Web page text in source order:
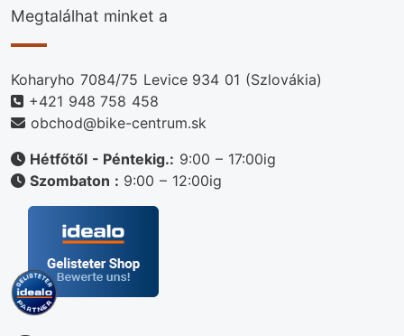
Megtalálhat minket a
Koharyho 7084/75 Levice 934 01 (Szlovákia)
+421 948 758 458
obchod@bike-centrum.sk
Hétfőtől - Péntekig.: 9:00 – 17:00ig
Szombaton : 9:00 – 12:00ig